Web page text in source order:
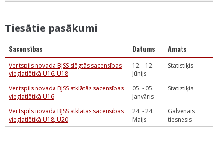
Tiesātie pasākumi
Sacensības Datums Amats
Ventspils novada BJSS slēgtās sacensības
vieglatlētikā U16, U18
12. - 12.
Jūnijs
Statistiķis
Ventspils novada BJSS atklātās sacensības
vieglatlētikā U16
05. - 05.
Janvāris
Statistiķis
Ventspils novada BJSS atklātās sacensības
vieglatlētikā U18, U20
24. - 24.
Maijs
Galvenais
tiesnesis